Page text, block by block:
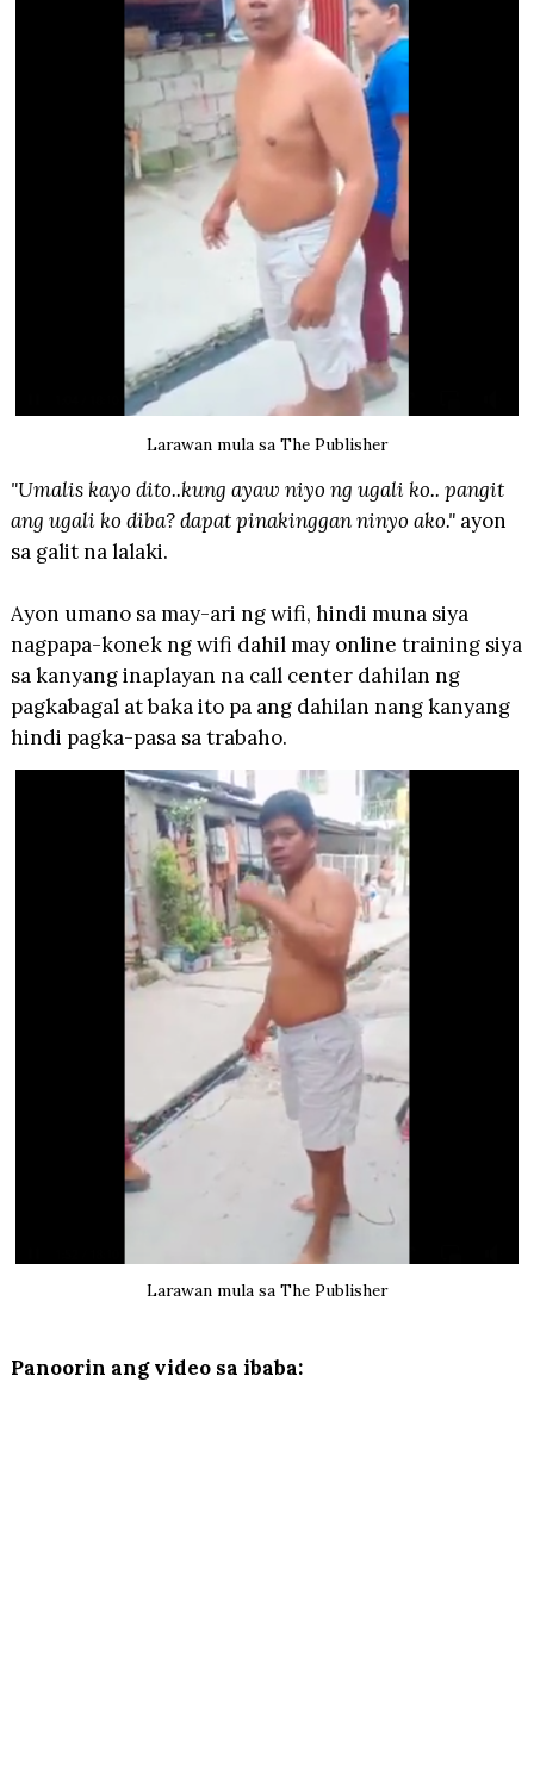
Larawan mula sa The Publisher
"Umalis kayo dito..kung ayaw niyo ng ugali ko.. pangit
ang ugali ko diba? dapat pinakinggan ninyo ako."ayon
sa galit na lalaki.
Ayon umano sa may-ari ng wifi, hindi muna siya
nagpapa-konek ng wifi dahil may online training siya
sa kanyang inaplayan na call center dahilan ng
pagkabagal at baka ito pa ang dahilan nang kanyang
hindi pagka-pasa sa trabaho.
Larawan mula sa The Publisher
Panoorin ang video sa ibaba: